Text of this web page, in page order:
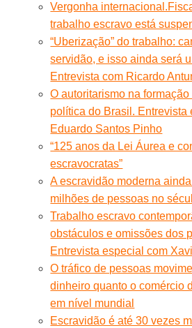
Vergonha
trabalho escravo está
“Uberização” do trabalho:
servidão, e isso ainda será
Entrevista com Ricardo
O autoritarismo na
política do Brasil. Entrevista
Eduardo Santos Pinho
“125 anos da Lei Áurea e
escravocratas”
A escravidão moderna
milhões de pessoas no
Trabalho escravo
obstáculos e omissões dos
Entrevista especial com
O tráfico de pessoas
dinheiro quanto o comércio
em nível mundial
Escravidão é até 30 vezes